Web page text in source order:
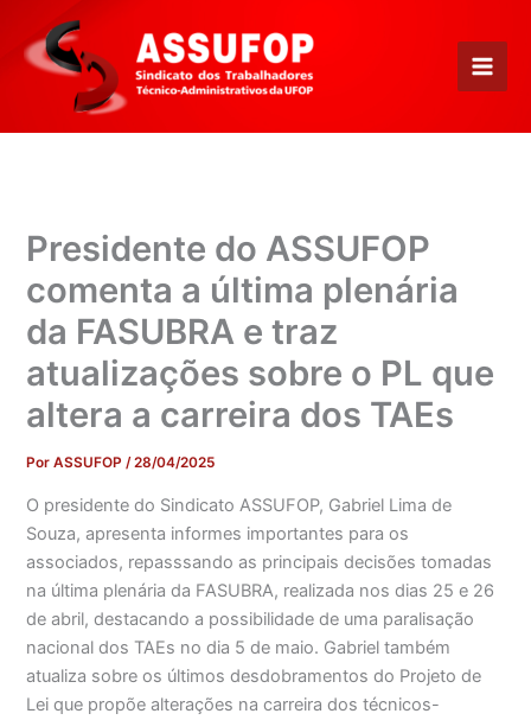
para
conteúdo
Presidente do ASSUFOP
comenta a última plenária
da FASUBRA e traz
atualizações sobre o PL que
altera a carreira dos TAEs
PorASSUFOP/28/04/2025
O presidente do Sindicato ASSUFOP, Gabriel Lima de
Souza, apresenta informes importantes para os
associados, repasssando as principais decisões tomadas
na última plenária da FASUBRA, realizada nos dias 25 e 26
de abril, destacando a possibilidade de uma paralisação
nacional dos TAEs no dia 5 de maio. Gabriel também
atualiza sobre os últimos desdobramentos do Projeto de
Lei que propõe alterações na carreira dos técnicos-